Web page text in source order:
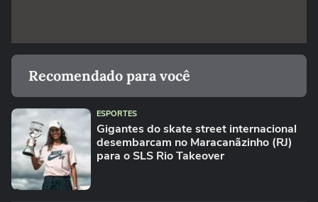
Recomendado para você
ESPORTES
Gigantes do skate street internacional
desembarcam no Maracanãzinho (RJ)
para o SLS Rio Takeover